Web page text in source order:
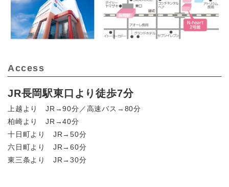
Access
JR長岡駅東口より徒歩7分
上越より JR→90分／高速バス→80分
柏崎より JR→40分
十日町より JR→50分
六日町より JR→60分
東三条より JR→30分